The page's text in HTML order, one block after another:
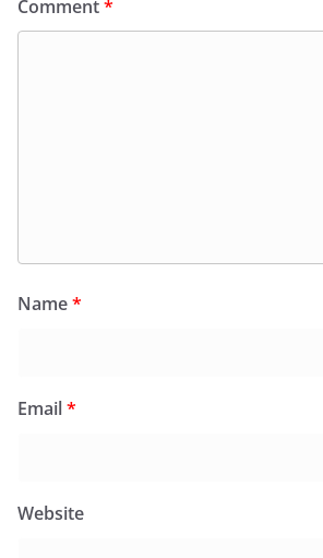
Comment*
Name*
Email*
Website